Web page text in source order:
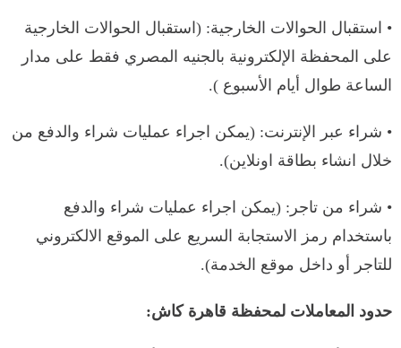
• استقبال الحوالات الخارجية: (استقبال الحوالات الخارجية
على المحفظة الإلكترونية بالجنيه المصري فقط على مدار
الساعة طوال أيام الأسبوع ).
• شراء عبر الإنترنت: (يمكن اجراء عمليات شراء والدفع من
خلال انشاء بطاقة اونلاين).
• شراء من تاجر: (يمكن اجراء عمليات شراء والدفع
باستخدام رمز الاستجابة السريع على الموقع الالكتروني
للتاجر أو داخل موقع الخدمة).
حدود المعاملات لمحفظة قاهرة كاش: